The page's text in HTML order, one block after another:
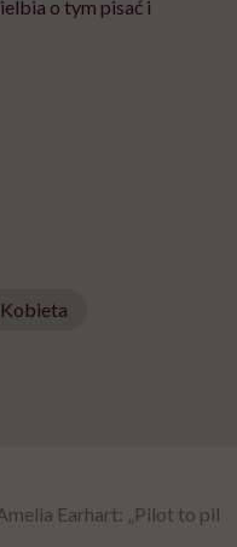
o tym pisać i
Kobieta
Earhart: „Pilot to